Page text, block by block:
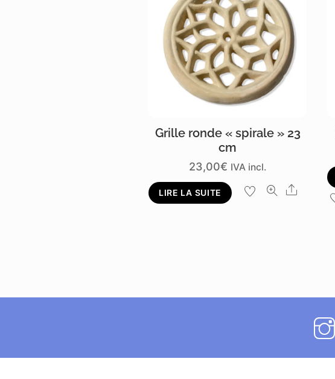
Grille ronde « spirale » 23
cm
23,00€ IVA incl.
LIRE LA SUITE Share